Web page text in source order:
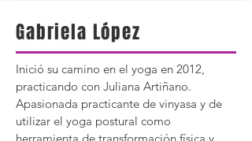
Gabriela López
Inició su camino en el yoga en 2012,
practicando con Juliana Artiñano.
Apasionada practicante de vinyasa y de
utilizar el yoga postural como